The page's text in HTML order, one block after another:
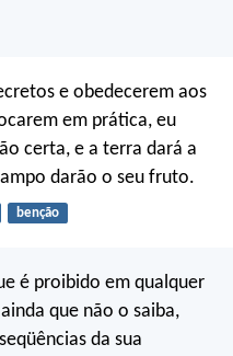
e obedecerem aos
em prática, eu
certa, e a terra dará a
darão o seu fruto.
benção
é proibido em qualquer
que não o saiba,
da sua